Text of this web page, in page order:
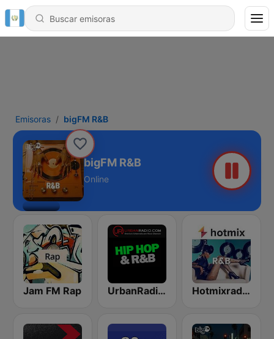
Emisoras bigFM R&B
bigFM R&B
Online
Jam FM Rap UrbanRadio - Hip Hop & RnB Hotmixradio R&B